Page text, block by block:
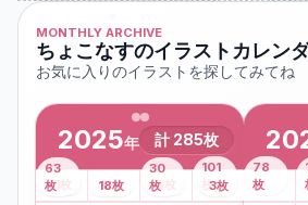
MONTHLY ARCHIVE
ちょこなすのイラストカレン
お気に入りのイラストを探してみてね
2025年 計 285枚
1月
2枚 2月 3月 4月
8枚
41 枚 13枚 6枚
101
枚
63
枚
18枚
30
枚
3枚 1月
78
枚